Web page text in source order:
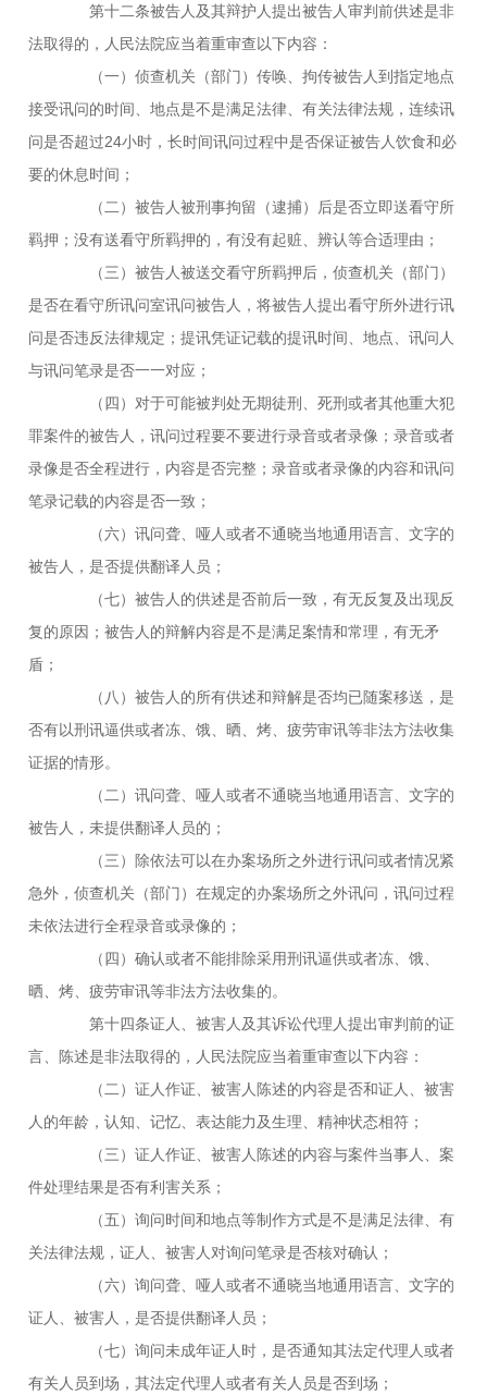
第十二条被告人及其辩护人提出被告人审判前供述是非
法取得的，人民法院应当着重审查以下内容：
（一）侦查机关（部门）传唤、拘传被告人到指定地点
接受讯问的时间、地点是不是满足法律、有关法律法规，连续讯
问是否超过24小时，长时间讯问过程中是否保证被告人饮食和必
要的休息时间；
（二）被告人被刑事拘留（逮捕）后是否立即送看守所
羁押；没有送看守所羁押的，有没有起赃、辨认等合适理由；
（三）被告人被送交看守所羁押后，侦查机关（部门）
是否在看守所讯问室讯问被告人，将被告人提出看守所外进行讯
问是否违反法律规定；提讯凭证记载的提讯时间、地点、讯问人
与讯问笔录是否一一对应；
（四）对于可能被判处无期徒刑、死刑或者其他重大犯
罪案件的被告人，讯问过程要不要进行录音或者录像；录音或者
录像是否全程进行，内容是否完整；录音或者录像的内容和讯问
笔录记载的内容是否一致；
（六）讯问聋、哑人或者不通晓当地通用语言、文字的
被告人，是否提供翻译人员；
（七）被告人的供述是否前后一致，有无反复及出现反
复的原因；被告人的辩解内容是不是满足案情和常理，有无矛
盾；
（八）被告人的所有供述和辩解是否均已随案移送，是
否有以刑讯逼供或者冻、饿、晒、烤、疲劳审讯等非法方法收集
证据的情形。
（二）讯问聋、哑人或者不通晓当地通用语言、文字的
被告人，未提供翻译人员的；
（三）除依法可以在办案场所之外进行讯问或者情况紧
急外，侦查机关（部门）在规定的办案场所之外讯问，讯问过程
未依法进行全程录音或录像的；
（四）确认或者不能排除采用刑讯逼供或者冻、饿、
晒、烤、疲劳审讯等非法方法收集的。
第十四条证人、被害人及其诉讼代理人提出审判前的证
言、陈述是非法取得的，人民法院应当着重审查以下内容：
（二）证人作证、被害人陈述的内容是否和证人、被害
人的年龄，认知、记忆、表达能力及生理、精神状态相符；
（三）证人作证、被害人陈述的内容与案件当事人、案
件处理结果是否有利害关系；
（五）询问时间和地点等制作方式是不是满足法律、有
关法律法规，证人、被害人对询问笔录是否核对确认；
（六）询问聋、哑人或者不通晓当地通用语言、文字的
证人、被害人，是否提供翻译人员；
（七）询问未成年证人时，是否通知其法定代理人或者
有关人员到场，其法定代理人或者有关人员是否到场；